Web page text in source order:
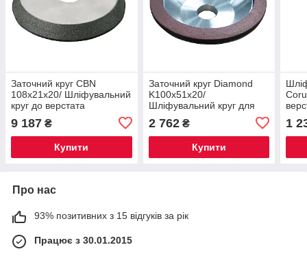
Заточний круг CBN
108x21x20/ Шліфувальний
круг до верстата
9 187 ₴
Купити
Заточний круг Diamond
K100x51x20/
Шліфувальний круг для
верстата OPTIgrind GH 20
T
2 762₴
Купити
1
Про нас
93% позитивних з 15 відгуків за рік
Працює з 30.01.2015